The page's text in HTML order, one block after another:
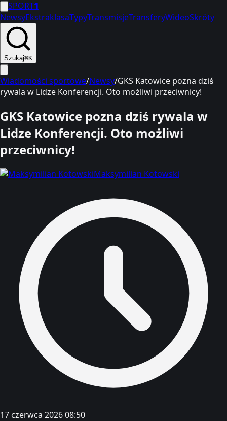
SPORT1
NewsyEkstraklasaTypyTransmisjeTransferyWideoSkróty
Szukaj⌘K
Wiadomości sportowe/Newsy/GKS Katowice pozna dziś
rywala w Lidze Konferencji. Oto możliwi przeciwnicy!
GKS Katowice pozna dziś rywala w
Lidze Konferencji. Oto możliwi
przeciwnicy!
Maksymilian Kotowski
17 czerwca 2026 08:50